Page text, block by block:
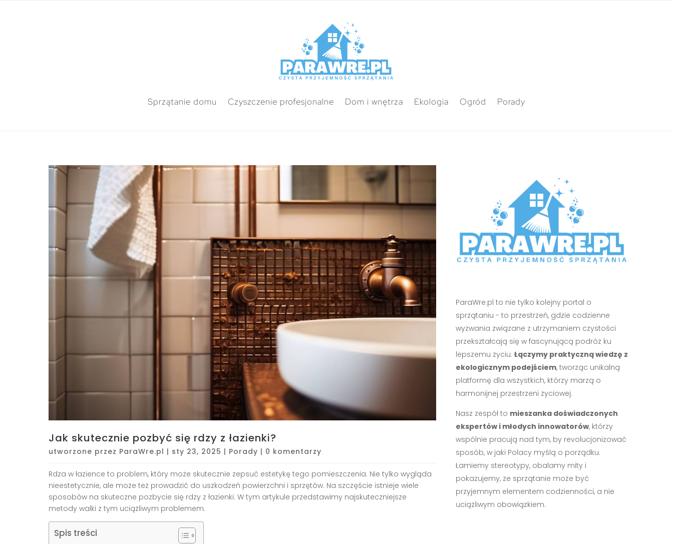
Sprzątanie domu Czyszczenie profesjonalne Dom i wnętrza Ekologia Ogród Porady
Jak skutecznie pozbyć się rdzy z łazienki?
utworzone przez ParaWre.pl | sty 23, 2025 | Porady | 0 komentarzy
Rdza w łazience to problem, który może skutecznie zepsuć estetykę tego pomieszczenia. Nie tylko wygląda
nieestetycznie, ale może też prowadzić do uszkodzeń powierzchni i sprzętów. Na szczęście istnieje wiele
sposobów na skuteczne pozbycie się rdzy z łazienki. W tym artykule przedstawimy najskuteczniejsze
metody walki z tym uciążliwym problemem.
Spis treści
ParaWre.pl to nie tylko kolejny portal o
sprzątaniu - to przestrzeń, gdzie codzienne
wyzwania związane z utrzymaniem czystości
przekształcają się w fascynującą podróż ku
lepszemu życiu. Łączymy praktyczną wiedzę z
ekologicznym podejściem, tworząc unikalną
platformę dla wszystkich, którzy marzą o
harmonijnej przestrzeni życiowej.
Nasz zespół to mieszanka doświadczonych
ekspertów i młodych innowatorów, którzy
wspólnie pracują nad tym, by revolucjonizować
sposób, w jaki Polacy myślą o porządku.
Łamiemy stereotypy, obalamy mity i
pokazujemy, że sprzątanie może być
przyjemnym elementem codzienności, a nie
uciążliwym obowiązkiem.